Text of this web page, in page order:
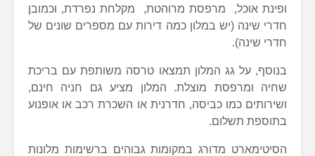
ופינת אוכל, מרפסת מרוהטת, מקלחת נפרדת, וכמובן
חדרי שינה (יש במלון כמה דירות עם מספרים שונים של
חדרי שינה).
בנוסף, על גג המלון תמצאו טרסה משותפת עם בריכת
שחיה ומרפסת מוצלת. המלון מציע גם חניה חינם,
ושירותים כמו כביסה, חדרנית או השכרת רכב או אופנוע
בתוספת תשלום.
הסיטימארט מדורג במקומות גבוהים ברשימות מלונות